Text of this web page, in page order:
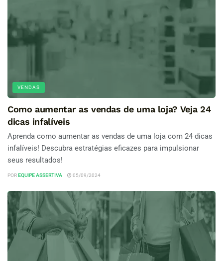
VENDAS
Como aumentar as vendas de uma loja? Veja 24
dicas infalíveis
Aprenda como aumentar as vendas de uma loja com 24 dicas
infalíveis! Descubra estratégias eficazes para impulsionar
seus resultados!
POR EQUIPE ASSERTIVA 05/09/2024